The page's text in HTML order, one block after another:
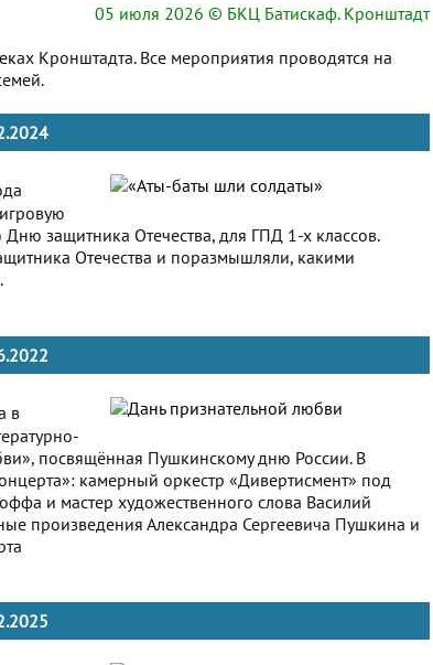
05 июля 2026 © БКЦ Батискаф. Кронштадт
Кронштадта. Все мероприятия проводятся на
защитника Отечества, для ГПД 1-х классов.
Отечества и поразмышляли, какими
в
посвящённая Пушкинскому дню России. В
камерный оркестр «Дивертисмент» под
и мастер художественного слова Василий
произведения Александра Сергеевича Пушкина и